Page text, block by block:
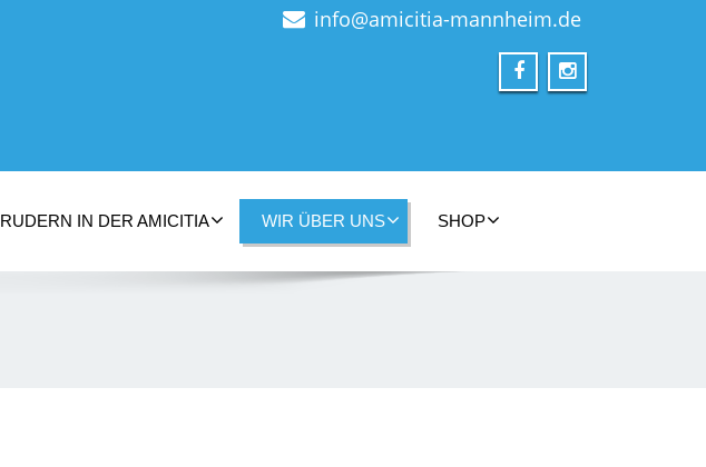
info@amicitia-mannheim.de
RUDERN IN DER AMICITIA WIR ÜBER UNS SHOP